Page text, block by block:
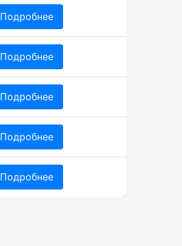
Подробнее
Подробнее
Подробнее
Подробнее
Подробнее